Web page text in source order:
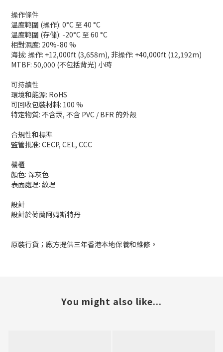
操作條件
溫度範圍 (操作): 0°C 至 40 °C
溫度範圍 (存儲): -20°C 至 60 °C
相對濕度: 20%-80 %
海拔: 操作: +12,000ft (3,658m), 非操作: +40,000ft (12,192m)
MTBF: 50,000 (不包括背光) 小時
可持續性
環境和能源: RoHS
可回收包裝材料: 100 %
特定物質: 不含汞, 不含 PVC / BFR 的外殼
合規性和標準
監管批准: CECP, CEL, CCC
機櫃
顏色: 深灰色
表面處理: 紋理
設計
設計於荷蘭阿姆斯特丹
原裝行貨；廠方提供三年香港本地保養和維修。
You might also like...